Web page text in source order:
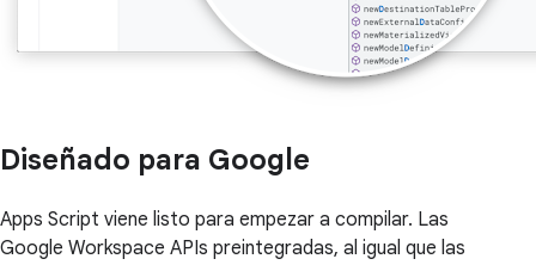
Diseñado para Google
Apps Script viene listo para empezar a compilar. Las
Google Workspace APIs preintegradas, al igual que las